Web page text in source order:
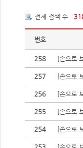
전체 검색 수 :
번호
258 [손으로
257 [손으로
256 [손으로
255 [손으로
254 [손으로